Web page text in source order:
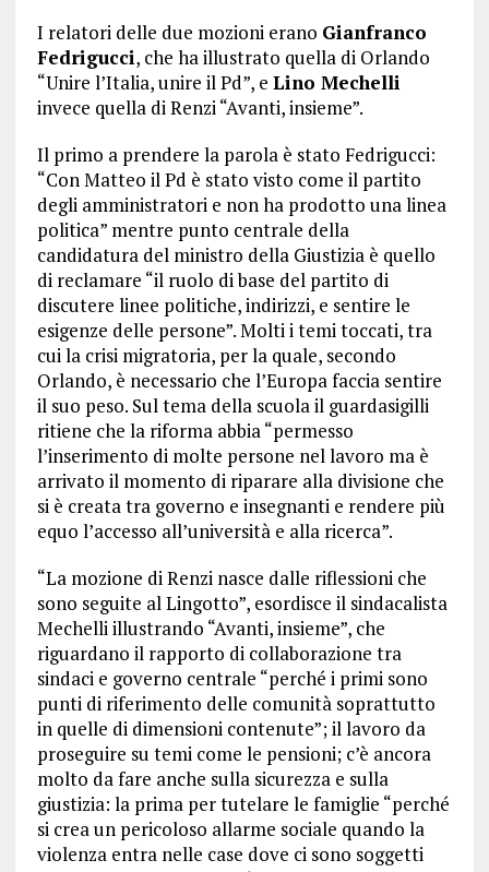
I relatori delle due mozioni erano Gianfranco
Fedrigucci, che ha illustrato quella di Orlando
“Unire l’Italia, unire il Pd”, e Lino Mechelli
invece quella di Renzi “Avanti, insieme”.
Il primo a prendere la parola è stato Fedrigucci:
“Con Matteo il Pd è stato visto come il partito
degli amministratori e non ha prodotto una linea
politica” mentre punto centrale della
candidatura del ministro della Giustizia è quello
di reclamare “il ruolo di base del partito di
discutere linee politiche, indirizzi, e sentire le
esigenze delle persone”. Molti i temi toccati, tra
cui la crisi migratoria, per la quale, secondo
Orlando, è necessario che l’Europa faccia sentire
il suo peso. Sul tema della scuola il guardasigilli
ritiene che la riforma abbia “permesso
l’inserimento di molte persone nel lavoro ma è
arrivato il momento di riparare alla divisione che
si è creata tra governo e insegnanti e rendere più
equo l’accesso all’università e alla ricerca”.
“La mozione di Renzi nasce dalle riflessioni che
sono seguite al Lingotto”, esordisce il sindacalista
Mechelli illustrando “Avanti, insieme”, che
riguardano il rapporto di collaborazione tra
sindaci e governo centrale “perché i primi sono
punti di riferimento delle comunità soprattutto
in quelle di dimensioni contenute”; il lavoro da
proseguire su temi come le pensioni; c’è ancora
molto da fare anche sulla sicurezza e sulla
giustizia: la prima per tutelare le famiglie “perché
si crea un pericoloso allarme sociale quando la
violenza entra nelle case dove ci sono soggetti